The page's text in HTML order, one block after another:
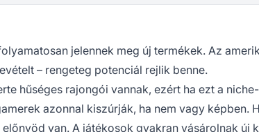
jelennek meg új termékek. Az
– rengeteg potenciál rejlik benne.
hűséges rajongói vannak, ezért ha ezt a
azonnal kiszúrják, ha nem vagy képben.
van. A játékosok gyakran vásárolnak új